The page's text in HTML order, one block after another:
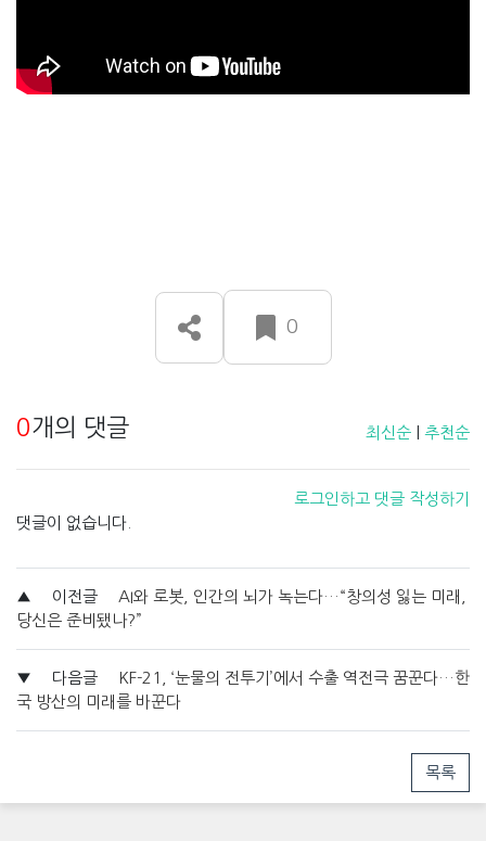
0
0개의 댓글 최신순 추천순
로그인하고 댓글 작성하기
댓글이 없습니다.
▲ 이전글
AI와 로봇, 인간의 뇌가 녹는다…“창의성 잃는 미래,
당신은 준비됐나?”
▼ 다음글
KF-21, ‘눈물의 전투기’에서 수출 역전극 꿈꾼다…한
국 방산의 미래를 바꾼다
목록